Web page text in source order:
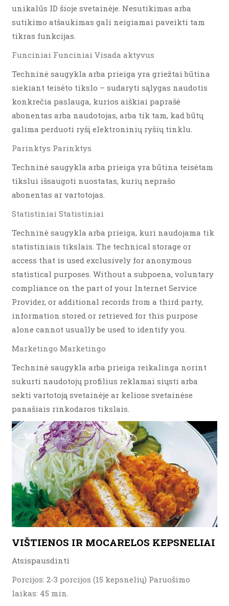
unikalūs ID šioje svetainėje. Nesutikimas arba
sutikimo atšaukimas gali neigiamai paveikti tam
tikras funkcijas.
Funciniai Funciniai Visada aktyvus
Techninė saugykla arba prieiga yra griežtai būtina
siekiant teisėto tikslo – sudaryti sąlygas naudotis
konkrečia paslauga, kurios aiškiai paprašė
abonentas arba naudotojas, arba tik tam, kad būtų
galima perduoti ryšį elektroninių ryšių tinklu.
Parinktys Parinktys
Techninė saugykla arba prieiga yra būtina teisėtam
tikslui išsaugoti nuostatas, kurių neprašo
abonentas ar vartotojas.
Statistiniai Statistiniai
Techninė saugykla arba prieiga, kuri naudojama tik
statistiniais tikslais. The technical storage or
access that is used exclusively for anonymous
statistical purposes. Without a subpoena, voluntary
compliance on the part of your Internet Service
Provider, or additional records from a third party,
information stored or retrieved for this purpose
alone cannot usually be used to identify you.
Marketingo Marketingo
Techninė saugykla arba prieiga reikalinga norint
sukurti naudotojų profilius reklamai siųsti arba
sekti vartotoją svetainėje ar keliose svetainėse
panašiais rinkodaros tikslais.
VIŠTIENOS IR MOCARELOS KEPSNELIAI
Atsispausdinti
Porcijos: 2-3 porcijos (15 kepsnelių) Paruošimo
laikas: 45 min.